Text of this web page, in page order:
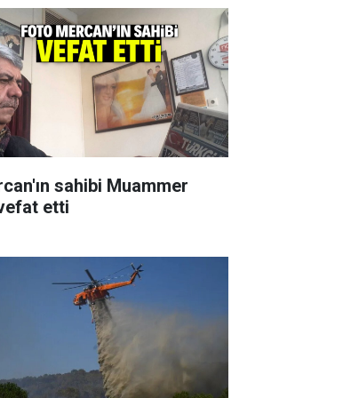
sahibi Muammer
etti